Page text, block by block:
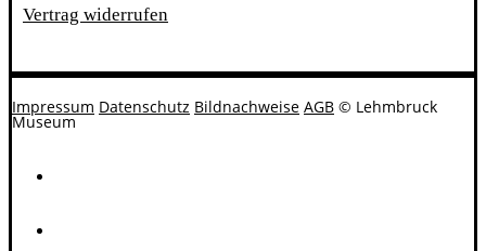
Vertrag widerrufen
Impressum Datenschutz Bildnachweise AGB © Lehmbruck
Museum